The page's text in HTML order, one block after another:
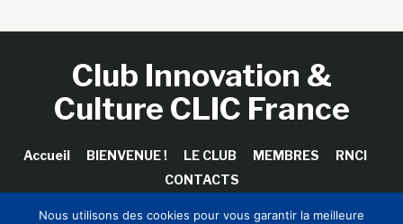
Club Innovation &
Culture CLIC France
Accueil BIENVENUE ! LE CLUB MEMBRES
RNCI
CONTACTS
Nous utilisons des cookies pour vous garantir la meilleure